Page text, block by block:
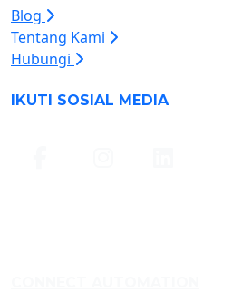
Blog
Tentang Kami
Hubungi
IKUTI SOSIAL MEDIA